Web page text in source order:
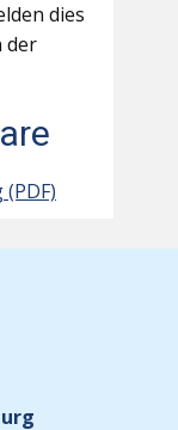
dies
der